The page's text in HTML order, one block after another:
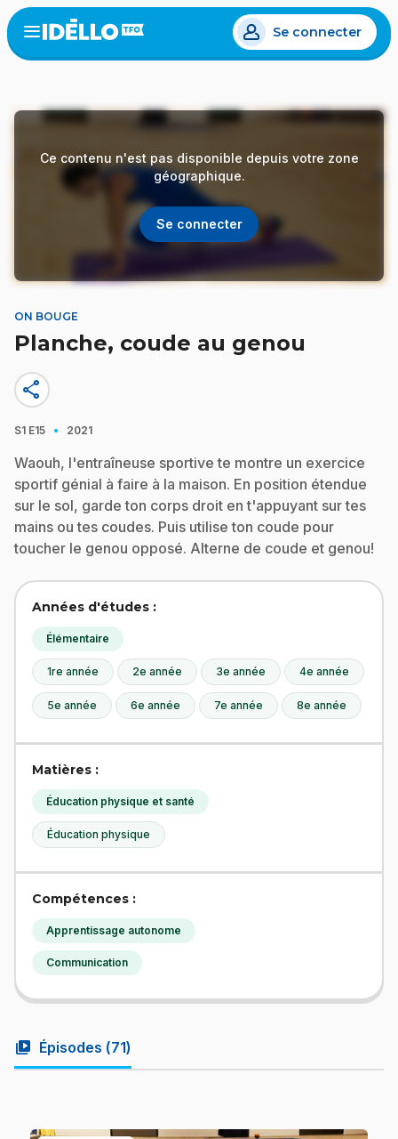
Aller
au
contenu
Open
menu
Se connecter
Ce contenu n'est pas disponible depuis votre zone
géographique.
Se connecter
ON BOUGE
Planche, coude au genou
share
S1 E15 · 2021
Waouh, l'entraîneuse sportive te montre un exercice
sportif génial à faire à la maison. En position étendue
sur le sol, garde ton corps droit en t'appuyant sur tes
mains ou tes coudes. Puis utilise ton coude pour
toucher le genou opposé. Alterne de coude et genou!
Années d'études :
Élémentaire
1re année 2e année 3e année 4e année
5e année 6e année 7e année 8e année
Matières :
Éducation physique et santé
Éducation physique
Compétences :
Apprentissage autonome
Communication
video_library Épisodes (71)